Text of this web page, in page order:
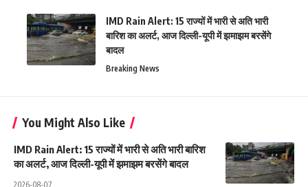
IMD Rain Alert: 15 राज्यों में भारी से अति भारी
बारिश का अलर्ट, आज दिल्ली-यूपी में झमाझम बरसेंगे
बादल
Breaking News
You Might Also Like
IMD Rain Alert: 15 राज्यों में भारी से अति भारी बारिश
का अलर्ट, आज दिल्ली-यूपी में झमाझम बरसेंगे बादल
2026-08-07